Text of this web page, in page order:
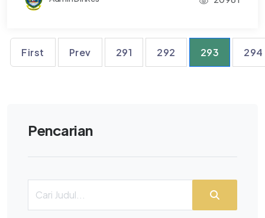
First Prev 291 292 293 294
Pencarian